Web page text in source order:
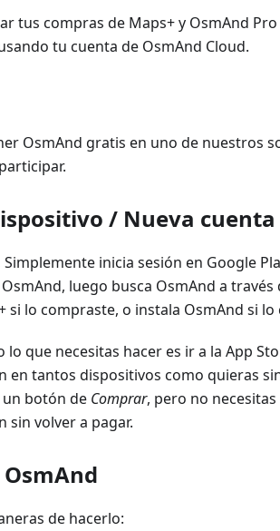
tus compras de Maps+ y OsmAnd
tu cuenta de OsmAnd Cloud.
OsmAnd gratis en uno de nuestros
/ Nueva cuenta
Simplemente inicia sesión en Google
luego busca OsmAnd a través
si lo compraste, o instala OsmAnd si
lo que necesitas hacer es ir a la App
en tantos dispositivos como quieras
un botón de Comprar, pero no
sin volver a pagar.
de hacerlo: